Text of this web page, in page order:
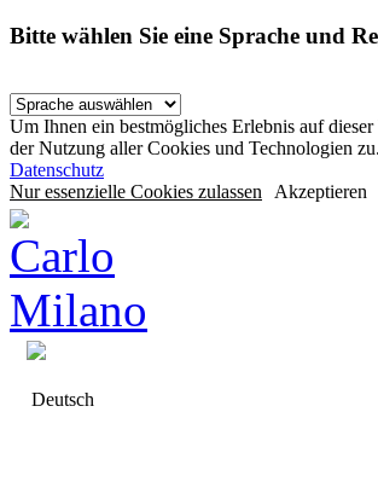
Bitte wählen Sie eine Sprache und
Um Ihnen ein bestmögliches Erlebnis auf
der Nutzung aller Cookies und Technologien
Datenschutz
Nur essenzielle Cookies zulassen Akzeptieren
Deutsch